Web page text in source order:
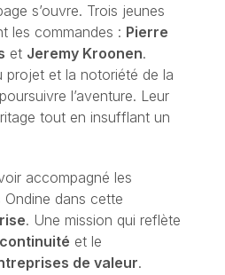
s’ouvre. Trois jeunes
les commandes : Pierre
et Jeremy Kroonen.
projet et la notoriété de la
l’aventure. Leur
tout en insufflant un
accompagné les
Ondine dans cette
. Une mission qui reflète
continuité et le
de valeur.